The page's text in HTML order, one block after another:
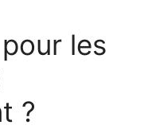
les
?